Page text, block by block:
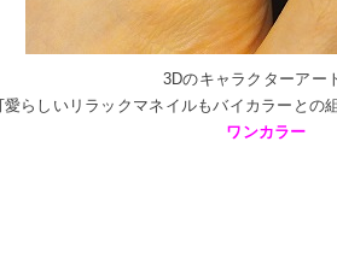
3Dのキャラクターアー
愛らしいリラックマネイルもバイカラーとの
ワンカラー